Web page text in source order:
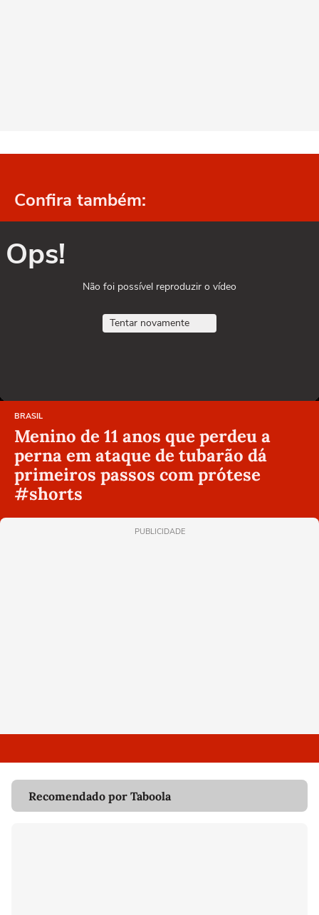
Confira também:
Ops!
Não foi possível reproduzir o vídeo
Tentar novamente
BRASIL
Menino de 11 anos que perdeu a
perna em ataque de tubarão dá
primeiros passos com prótese
#shorts
PUBLICIDADE
Recomendado por Taboola